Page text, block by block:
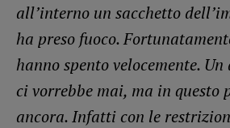
all’interno un sacchetto
ha preso fuoco.
hanno spento velocemente.
ci vorrebbe mai, ma in questo
ancora. Infatti con le